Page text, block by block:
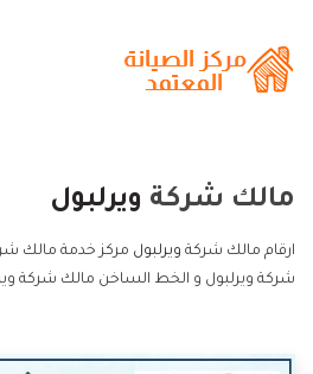
مالك شركة ويرلبول
ارقام مالك شركة ويرلبول مركز خدمة مالك
شركة ويرلبول و الخط الساخن مالك شركة